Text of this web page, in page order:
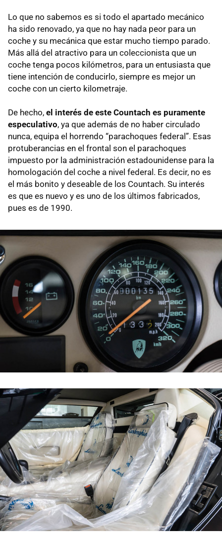
Lo que no sabemos es si todo el apartado mecánico
ha sido renovado, ya que no hay nada peor para un
coche y su mecánica que estar mucho tiempo parado.
Más allá del atractivo para un coleccionista que un
coche tenga pocos kilómetros, para un entusiasta que
tiene intención de conducirlo, siempre es mejor un
coche con un cierto kilometraje.
De hecho, el interés de este Countach es puramente
especulativo, ya que además de no haber circulado
nunca, equipa el horrendo “parachoques federal”. Esas
protuberancias en el frontal son el parachoques
impuesto por la administración estadounidense para la
homologación del coche a nivel federal. Es decir, no es
el más bonito y deseable de los Countach. Su interés
es que es nuevo y es uno de los últimos fabricados,
pues es de 1990.